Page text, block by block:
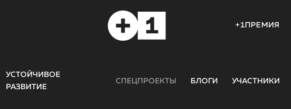
+1ПРЕМИЯ
УСТОЙЧИВОЕ
РАЗВИТИЕ
СПЕЦПРОЕКТЫ БЛОГИ УЧАСТНИКИ